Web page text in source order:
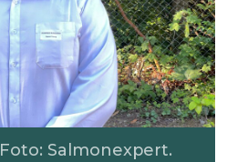
Foto: Salmonexpert.